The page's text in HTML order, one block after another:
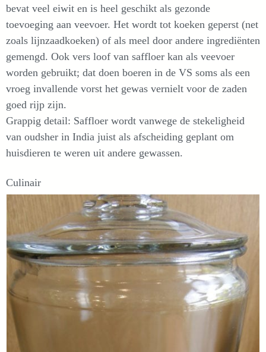
bevat veel eiwit en is heel geschikt als gezonde
toevoeging aan veevoer. Het wordt tot koeken geperst (net
zoals lijnzaadkoeken) of als meel door andere ingrediënten
gemengd. Ook vers loof van saffloer kan als veevoer
worden gebruikt; dat doen boeren in de VS soms als een
vroeg invallende vorst het gewas vernielt voor de zaden
goed rijp zijn.
Grappig detail: Saffloer wordt vanwege de stekeligheid
van oudsher in India juist als afscheiding geplant om
huisdieren te weren uit andere gewassen.
Culinair